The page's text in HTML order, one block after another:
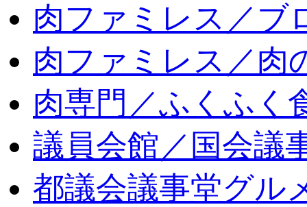
肉ファミレス／ブ
肉ファミレス／肉
肉専門／ふくふく
議員会館／国会議
都議会議事堂グル